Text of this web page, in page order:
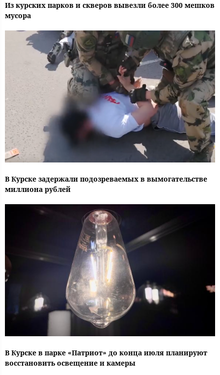
Из курских парков и скверов вывезли более 300 мешков
мусора
В Курске задержали подозреваемых в вымогательстве
миллиона рублей
В Курске в парке «Патриот» до конца июля планируют
восстановить освещение и камеры